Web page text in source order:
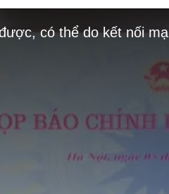
có thể do kết nối